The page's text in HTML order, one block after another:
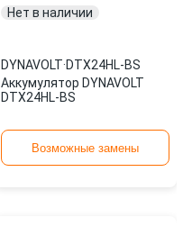
Нет в наличии
DYNAVOLT·DTX24HL-BS
Аккумулятор DYNAVOLT
DTX24HL-BS
Возможные замены